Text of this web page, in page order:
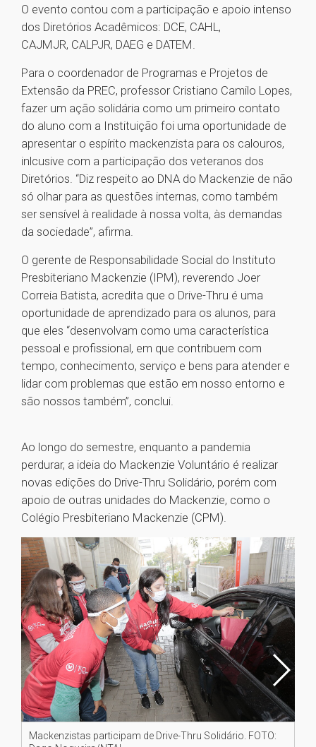
O evento contou com a participação e apoio intenso
dos Diretórios Acadêmicos: DCE, CAHL,
CAJMJR, CALPJR, DAEG e DATEM.
Para o coordenador de Programas e Projetos de
Extensão da PREC, professor Cristiano Camilo Lopes,
fazer um ação solidária como um primeiro contato
do aluno com a Instituição foi uma oportunidade de
apresentar o espírito mackenzista para os calouros,
inlcusive com a participação dos veteranos dos
Diretórios. “Diz respeito ao DNA do Mackenzie de não
só olhar para as questões internas, como também
ser sensível à realidade à nossa volta, às demandas
da sociedade”, afirma.
O gerente de Responsabilidade Social do Instituto
Presbiteriano Mackenzie (IPM), reverendo Joer
Correia Batista, acredita que o Drive-Thru é uma
oportunidade de aprendizado para os alunos, para
que eles “desenvolvam como uma característica
pessoal e profissional, em que contribuem com
tempo, conhecimento, serviço e bens para atender e
lidar com problemas que estão em nosso entorno e
são nossos também”, conclui.
Ao longo do semestre, enquanto a pandemia
perdurar, a ideia do Mackenzie Voluntário é realizar
novas edições do Drive-Thru Solidário, porém com
apoio de outras unidades do Mackenzie, como o
Colégio Presbiteriano Mackenzie (CPM).
Mackenzistas participam de Drive-Thru Solidário. FOTO: